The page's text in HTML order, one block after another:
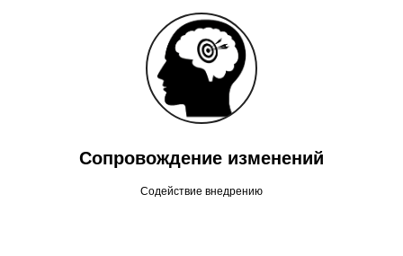
Сопровождение изменений
Содействие внедрению